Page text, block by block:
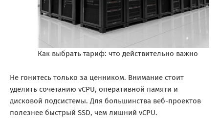
Как выбрать тариф: что действительно важно
Не гонитесь только за ценником. Внимание стоит
уделить сочетанию vCPU, оперативной памяти и
дисковой подсистемы. Для большинства веб-проектов
полезнее быстрый SSD, чем лишний vCPU.